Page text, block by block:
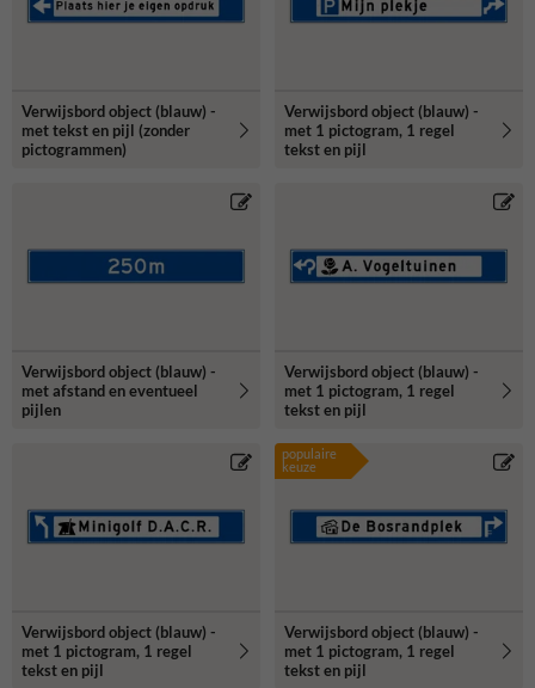
Verwijsbord object (blauw) -
met tekst en pijl (zonder
pictogrammen)
Verwijsbord object (blauw) -
met 1 pictogram, 1 regel
tekst en pijl
Verwijsbord object (blauw) -
met afstand en eventueel
pijlen
Verwijsbord object (blauw) -
met 1 pictogram, 1 regel
tekst en pijl
Verwijsbord object (blauw) -
met 1 pictogram, 1 regel
tekst en pijl
populaire
keuze
Verwijsbord object (blauw) -
met 1 pictogram, 1 regel
tekst en pijl